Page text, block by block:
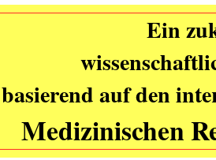
Ein
basierend auf den
Medizinischen